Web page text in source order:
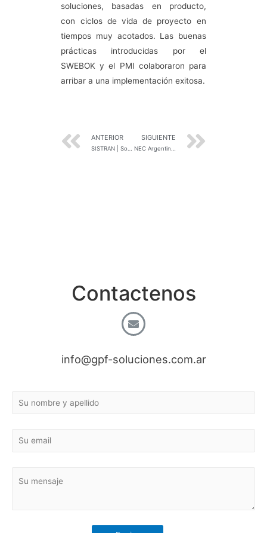
soluciones, basadas en producto,
con ciclos de vida de proyecto en
tiempos muy acotados. Las buenas
prácticas introducidas por el
SWEBOK y el PMI colaboraron para
arribar a una implementación exitosa.
ANTERIOR SIGUIENTE
Contactenos
info@gpf-soluciones.com.ar